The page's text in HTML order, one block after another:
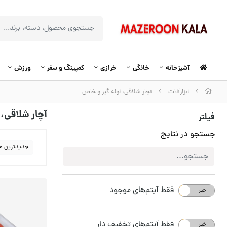
آشپزخانه خانگی خرازی کمپینگ و سفر ورزش
ابزارآلات آچار شلاقی، لوله گیر و خاص
فیلتر
جستجو در نتایج
بله خیر فقط آیتم‌های موجود
بله خیر
آچار
جدیدترین